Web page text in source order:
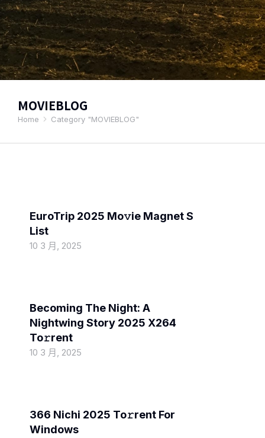
MOVIEBLOG
You are here:
Home Category "MOVIEBLOG"
EuroTrip 2025 Mo𝚟ie Magnet S
List
10 3 月, 2025
Becoming The Night: A
Nightwing Story 2025 X264
To𝚛rent
10 3 月, 2025
366 Nichi 2025 To𝚛rent For
Windows